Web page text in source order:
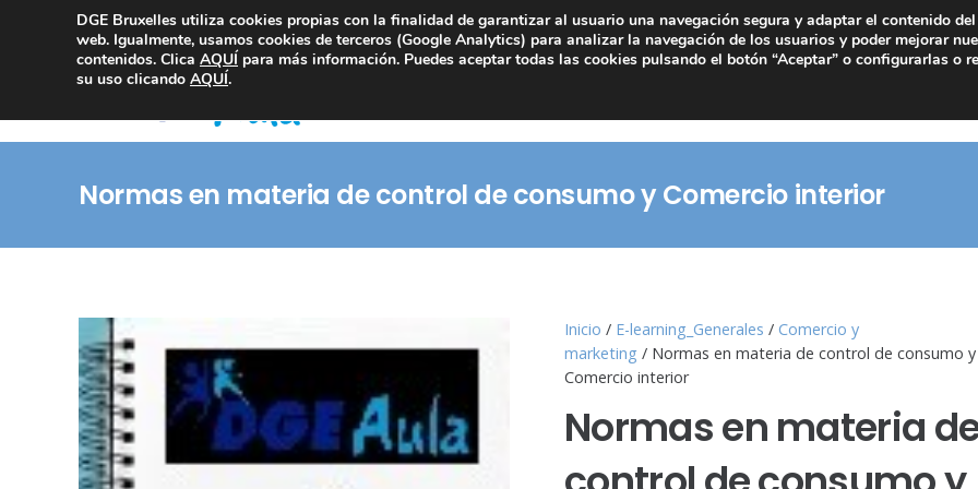
Consultoría Compliance
Normas en materia de control de consumo y Comercio interior
Inicio / E-learning_Generales / Comercio y
marketing / Normas en materia de control de consumo y
Comercio interior
Normas en materia
DGE Bruxelles utiliza cookies propias con la finalidad de garantizar al usuario una navegación segura y adaptar el contenido
web. Igualmente, usamos cookies de terceros (Google Analytics) para analizar la navegación de los usuarios y poder mejorar
contenidos. Clica AQUÍ para más información. Puedes aceptar todas las cookies pulsando el botón “Aceptar” o configurarlas o
su uso clicando AQUÍ.